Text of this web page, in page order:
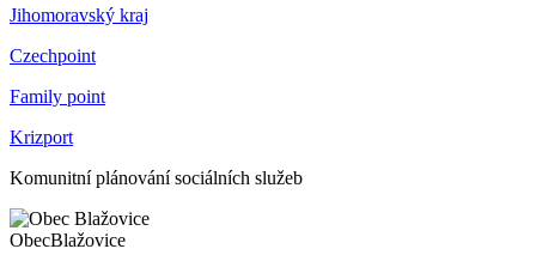
Jihomoravský kraj
Czechpoint
Family point
Krizport
Komunitní plánování sociálních služeb
ObecBlažovice